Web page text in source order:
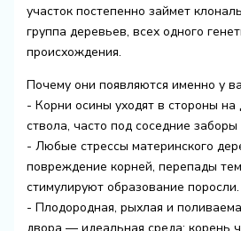
участок постепенно займет
группа деревьев, всех одного
происхождения.
Почему они появляются именно у
- Корни осины уходят в стороны на
ствола, часто под соседние заборы
- Любые стрессы материнского
повреждение корней, перепады
стимулируют образование поросли.
- Плодородная, рыхлая и